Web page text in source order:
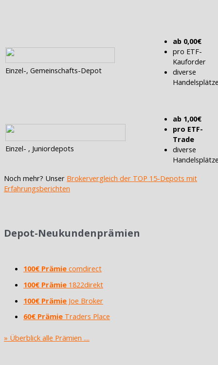
Einzel-, Gemeinschafts-Depot
ab 0,00€
pro ETF-
Kauforder
diverse
Einzel- , Juniordepots
ab 1,00€
pro ETF-
Trade
diverse
Noch mehr? Unser Brokervergleich der TOP 15-Depots mit
Erfahrungsberichten
Depot-Neukundenprämien
100€ Prämie comdirect
100€ Prämie 1822direkt
100€ Prämie Joe Broker
60€ Prämie Traders Place
» Überblick alle Prämien ....